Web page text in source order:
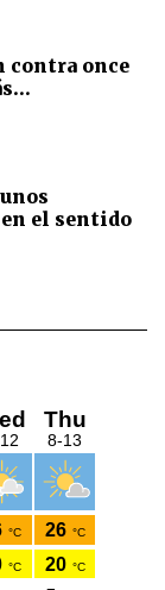
contra once
el sentido